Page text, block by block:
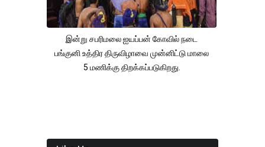
இன்று சபரிமலை ஐயப்பன் கோவில் நடை
பங்குனி உத்திர திருவிழாவை முன்னிட்டு மாலை
5 மணிக்கு திறக்கப்படுகிறது.